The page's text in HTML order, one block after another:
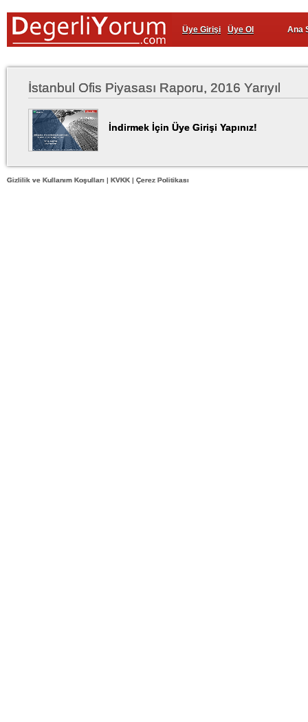
Üye Girişi Üye Ol Ana
İstanbul Ofis Piyasası Raporu, 2016 Yarıyıl
İndirmek İçin Üye Girişi Yapınız!
Gizlilik ve Kullanım Koşulları KVKK Çerez Politikası